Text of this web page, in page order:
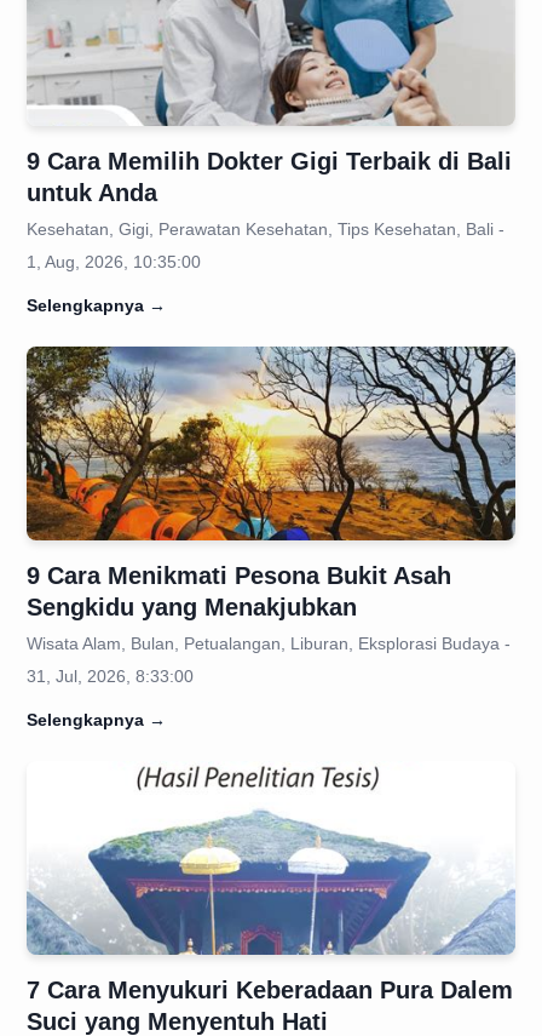
9 Cara Memilih Dokter Gigi Terbaik di Bali
untuk Anda
Kesehatan, Gigi, Perawatan Kesehatan, Tips Kesehatan, Bali -
1, Aug, 2026, 10:35:00
Selengkapnya →
9 Cara Menikmati Pesona Bukit Asah
Sengkidu yang Menakjubkan
Wisata Alam, Bulan, Petualangan, Liburan, Eksplorasi Budaya -
31, Jul, 2026, 8:33:00
Selengkapnya →
7 Cara Menyukuri Keberadaan Pura Dalem
Suci yang Menyentuh Hati